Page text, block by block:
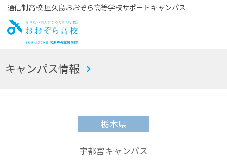
通信制高校 屋久島おおぞら高等学校サポートキャンパス
お
キャンパス情報
栃木県
宇都宮キャンパス